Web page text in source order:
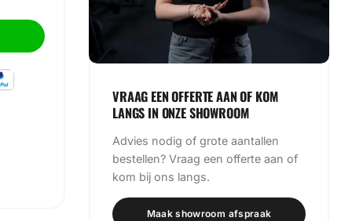
VRAAG EEN OFFERTE AAN OF KOM
LANGS IN ONZE SHOWROOM
Advies nodig of grote aantallen
bestellen? Vraag een offerte aan of
kom bij ons langs.
Maak showroom afspraak